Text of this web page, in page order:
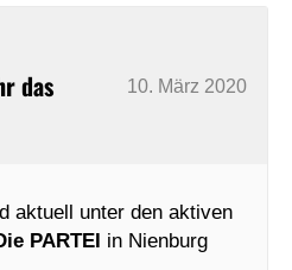
das
10. März 2020
aktuell unter den aktiven
PARTEI in Nienburg